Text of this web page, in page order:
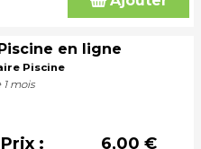
en ligne
Piscine
1 mois
Prix : 6,00 €